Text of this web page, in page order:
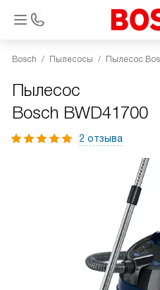
Bosch Пылесосы Пылесос
Пылесос
Bosch BWD41700
2 отзыва